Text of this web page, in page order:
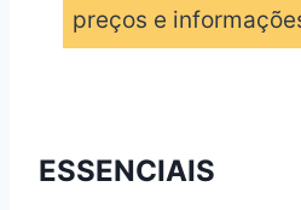
preços e
ESSENCIAIS